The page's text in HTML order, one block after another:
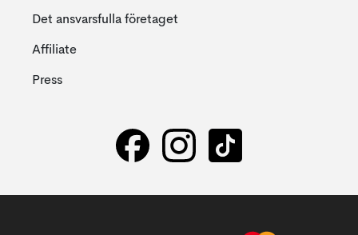
Det ansvarsfulla företaget
Affiliate
Press